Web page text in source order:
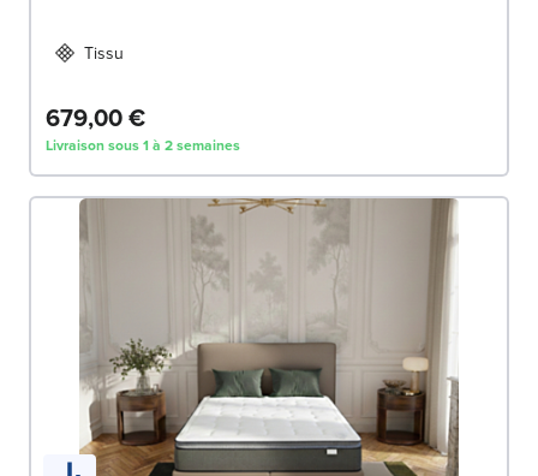
Tissu
679,00 €
Livraison sous 1 à 2 semaines